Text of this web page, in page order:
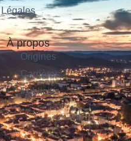
Légales
À propos
Origines
Carrières
Publicité